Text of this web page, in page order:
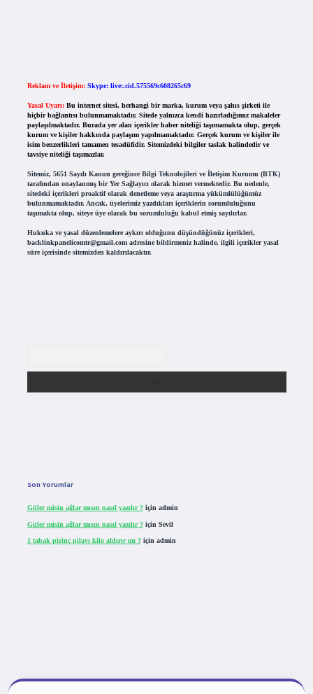
Reklam ve İletişim: Skype: live:.cid.575569c608265c69
Yasal Uyarı: Bu internet sitesi, herhangi bir marka, kurum veya şahıs şirketi ile
hiçbir bağlantısı bulunmamaktadır. Sitede yalnızca kendi hazırladığımız makaleler
paylaşılmaktadır. Burada yer alan içerikler haber niteliği taşımamakta olup, gerçek
kurum ve kişiler hakkında paylaşım yapılmamaktadır. Gerçek kurum ve kişiler ile
isim benzerlikleri tamamen tesadüfidir. Sitemizdeki bilgiler taslak halindedir ve
tavsiye niteliği taşımazlar.
Sitemiz, 5651 Sayılı Kanun gereğince Bilgi Teknolojileri ve İletişim Kurumu (BTK)
tarafından onaylanmış bir Yer Sağlayıcı olarak hizmet vermektedir. Bu nedenle,
sitedeki içerikleri proaktif olarak denetleme veya araştırma yükümlülüğümüz
bulunmamaktadır. Ancak, üyelerimiz yazdıkları içeriklerin sorumluluğunu
taşımakta olup, siteye üye olarak bu sorumluluğu kabul etmiş sayılırlar.
Hukuka ve yasal düzenlemelere aykırı olduğunu düşündüğünüz içerikleri,
backlinkpanelicomtr@gmail.comadresine bildirmeniz halinde, ilgili içerikler yasal
süre içerisinde sitemizden kaldırılacaktır.
Son Yorumlar
Güler misin ağlar mısın nasıl yazılır ?için admin
Güler misin ağlar mısın nasıl yazılır ?için Sevil
1 tabak pirinç pilavı kilo aldırır mı ?için admin